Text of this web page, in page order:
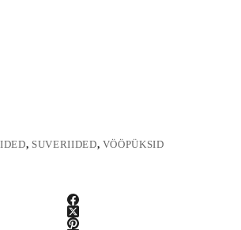
, SUVERIIDED, VÖÖPÜKSID